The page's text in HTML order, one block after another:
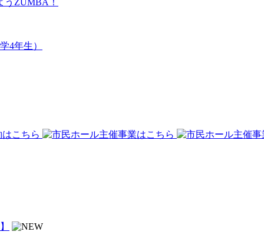
4年生）